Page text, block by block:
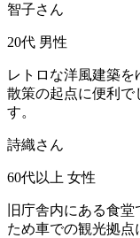
智子さん
20代 男性
レトロな洋風建築
散策の起点に便利で
す。
詩織さん
60代以上 女性
旧庁舎内にある食
ため車での観光拠点